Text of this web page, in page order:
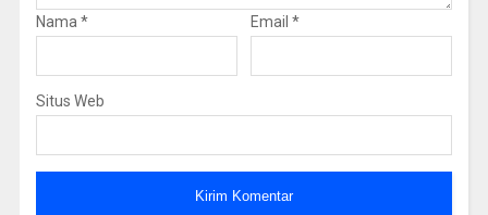
Nama * Email *
Situs Web